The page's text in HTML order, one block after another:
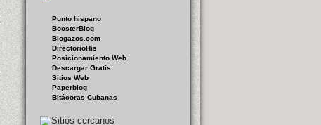
Punto hispano
BoosterBlog
Blogazos.com
DirectorioHis
Posicionamiento Web
Descargar Gratis
Sitios Web
Paperblog
Bitácoras Cubanas